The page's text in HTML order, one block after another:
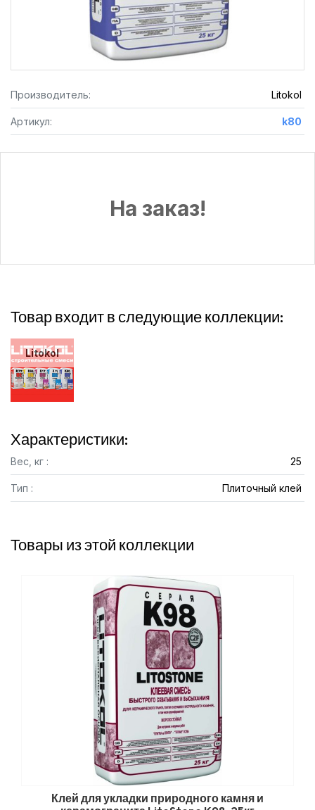
Производитель: Litokol
Артикул: k80
На заказ!
Товар входит в следующие коллекции:
Litokol
Характеристики:
Вес, кг : 25
Тип : Плиточный клей
Товары из этой коллекции
Клей для укладки природного камня и